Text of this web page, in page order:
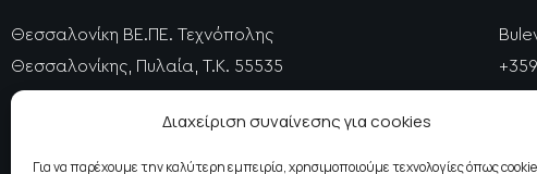
Διαχείριση συναίνεσης για cookies
Για να παρέχουμε την καλύτερη εμπειρία, χρησιμοποιούμε τεχνολογίες όπως
Θεσσαλονίκη ΒΕ.ΠΕ. Τεχνόπολης
Θεσσαλονίκης, Πυλαία, Τ.Κ. 55535
+30 2310 477725
thessaloniki@epidosis.gr